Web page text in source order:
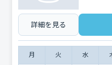
詳細を見る
月 火 水